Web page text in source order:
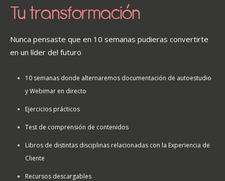
Tu transformación
Nunca pensaste que en 10 semanas pudieras convertirte
en un líder del futuro
10 semanas donde alternaremos documentación de autoestudio
y Webimar en directo
Ejercicios prácticos
Test de comprensión de contenidos
Libros de distintas disciplinas relacionadas con la Experiencia de
Cliente
Recursos descargables